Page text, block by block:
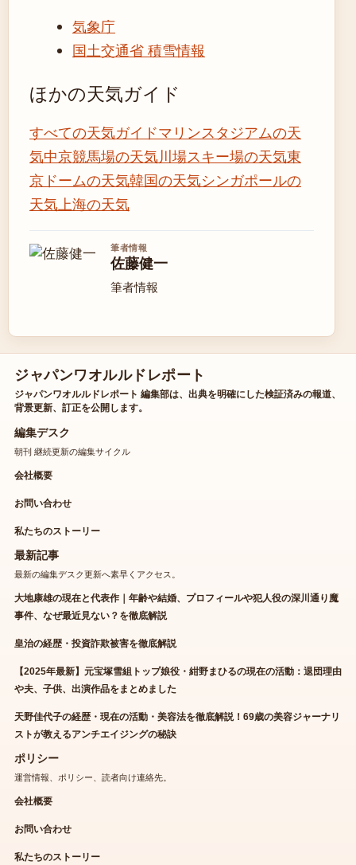
気象庁
国土交通省 積雪情報
ほかの天気ガイド
すべての天気ガイドマリンスタジアムの天
気中京競馬場の天気川場スキー場の天気東
京ドームの天気韓国の天気シンガポールの
天気上海の天気
筆者情報
佐藤健一
筆者情報
ジャパンワオルルドレポート
ジャパンワオルルドレポート 編集部は、出典を明確にした検証済みの報道、
背景更新、訂正を公開します。
編集デスク
朝刊 継続更新の編集サイクル
会社概要
お問い合わせ
私たちのストーリー
最新記事
最新の編集デスク更新へ素早くアクセス。
大地康雄の現在と代表作｜年齢や結婚、プロフィールや犯人役の深川通り魔
事件、なぜ最近見ない？を徹底解説
皇治の経歴・投資詐欺被害を徹底解説
【2025年最新】元宝塚雪組トップ娘役・紺野まひるの現在の活動：退団理由
や夫、子供、出演作品をまとめました
天野佳代子の経歴・現在の活動・美容法を徹底解説！69歳の美容ジャーナリ
ストが教えるアンチエイジングの秘訣
ポリシー
運営情報、ポリシー、読者向け連絡先。
会社概要
お問い合わせ
私たちのストーリー